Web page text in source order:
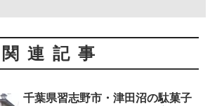
関連記事
千葉県習志野市・津田沼の駄菓子